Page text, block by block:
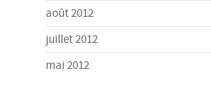
août 2012
juillet 2012
mai 2012